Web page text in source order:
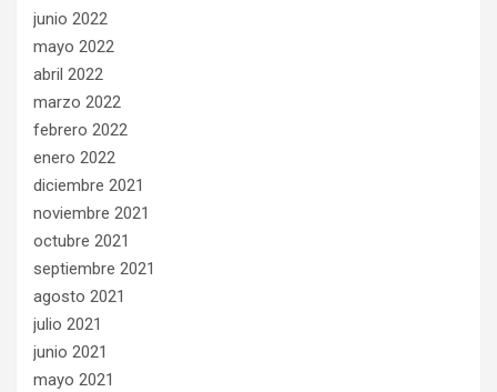
junio 2022
mayo 2022
abril 2022
marzo 2022
febrero 2022
enero 2022
diciembre 2021
noviembre 2021
octubre 2021
septiembre 2021
agosto 2021
julio 2021
junio 2021
mayo 2021